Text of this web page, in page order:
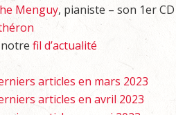
Menguy, pianiste – son 1er
fil d’actualité
articles en mars 2023
articles en avril 2023